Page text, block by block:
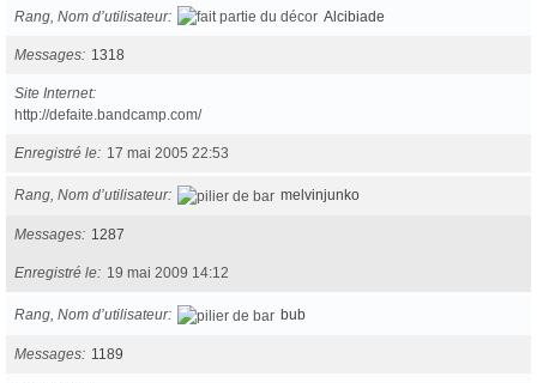
Rang, Nom d’utilisateur Alcibiade
Messages 1318
Site Internet
http://defaite.bandcamp.com/
Enregistré le 17 mai 2005 22:53
Rang, Nom d’utilisateur melvinjunko
Messages 1287
Enregistré le 19 mai 2009 14:12
Rang, Nom d’utilisateur bub
Messages 1189